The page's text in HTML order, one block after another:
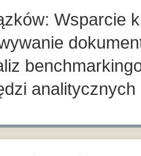
Wsparcie